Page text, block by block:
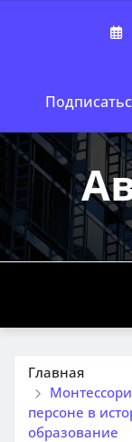
Главная
персоне в
образование